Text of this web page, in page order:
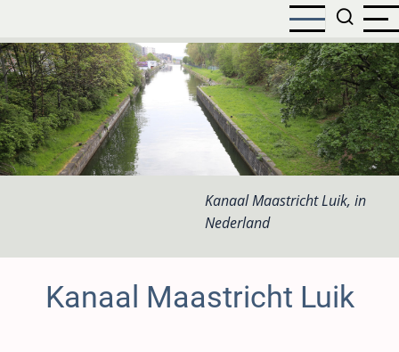
naar
de
inhoud
gaan
Kanaal Maastricht Luik, in
Nederland
Kanaal Maastricht Luik